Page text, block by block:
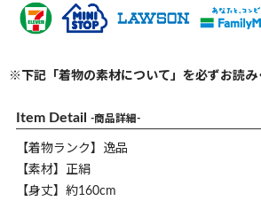
※下記「着物の素材について」を必ずお読み
Item Detail -商品詳細-
【着物ランク】逸品
【素材】正絹
【身丈】約160cm